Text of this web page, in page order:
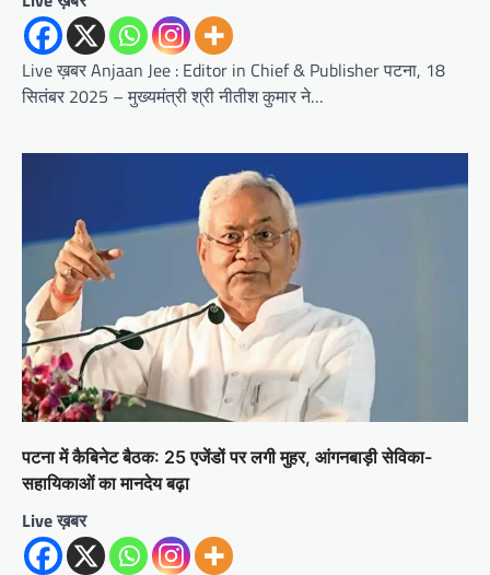
Live ख़बर Anjaan Jee : Editor in Chief & Publisher पटना, 18
सितंबर 2025 – मुख्यमंत्री श्री नीतीश कुमार ने…
पटना में कैबिनेट बैठक: 25 एजेंडों पर लगी मुहर, आंगनबाड़ी सेविका-
सहायिकाओं का मानदेय बढ़ा
Live ख़बर